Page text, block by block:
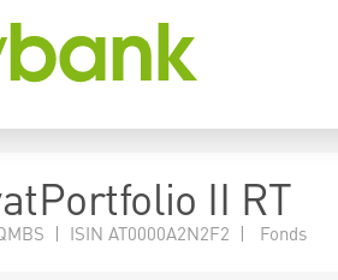
II RT
| ISIN AT0000A2N2F2 | Fonds